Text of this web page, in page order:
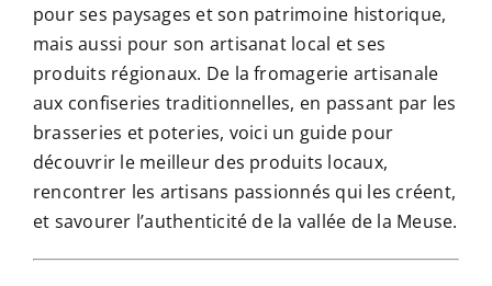
pour ses paysages et son patrimoine historique,
mais aussi pour son artisanat local et ses
produits régionaux. De la fromagerie artisanale
aux confiseries traditionnelles, en passant par les
brasseries et poteries, voici un guide pour
découvrir le meilleur des produits locaux,
rencontrer les artisans passionnés qui les créent,
et savourer l’authenticité de la vallée de la Meuse.